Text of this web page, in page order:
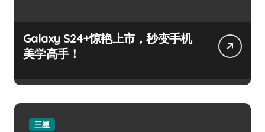
Galaxy S24+惊艳上市，秒变手机
美学高手！
三星